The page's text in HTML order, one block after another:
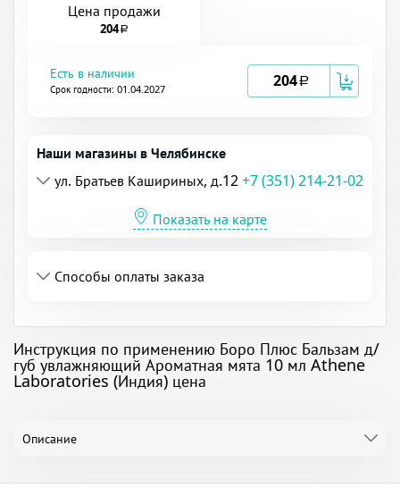
Цена продажи
204a
Есть в наличии
Срок годности: 01.04.2027 204a
Наши магазины в Челябинске
ул. Братьев Кашириных, д.12+7 (351) 214-21-02
Показать на карте
Способы оплаты заказа
Инструкция по применению Боро Плюс Бальзам д/
губ увлажняющий Ароматная мята 10 мл Athene
Laboratories (Индия) цена
Описание